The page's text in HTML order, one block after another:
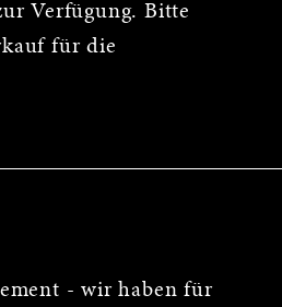
Verfügung. Bitte
für die
- wir haben für